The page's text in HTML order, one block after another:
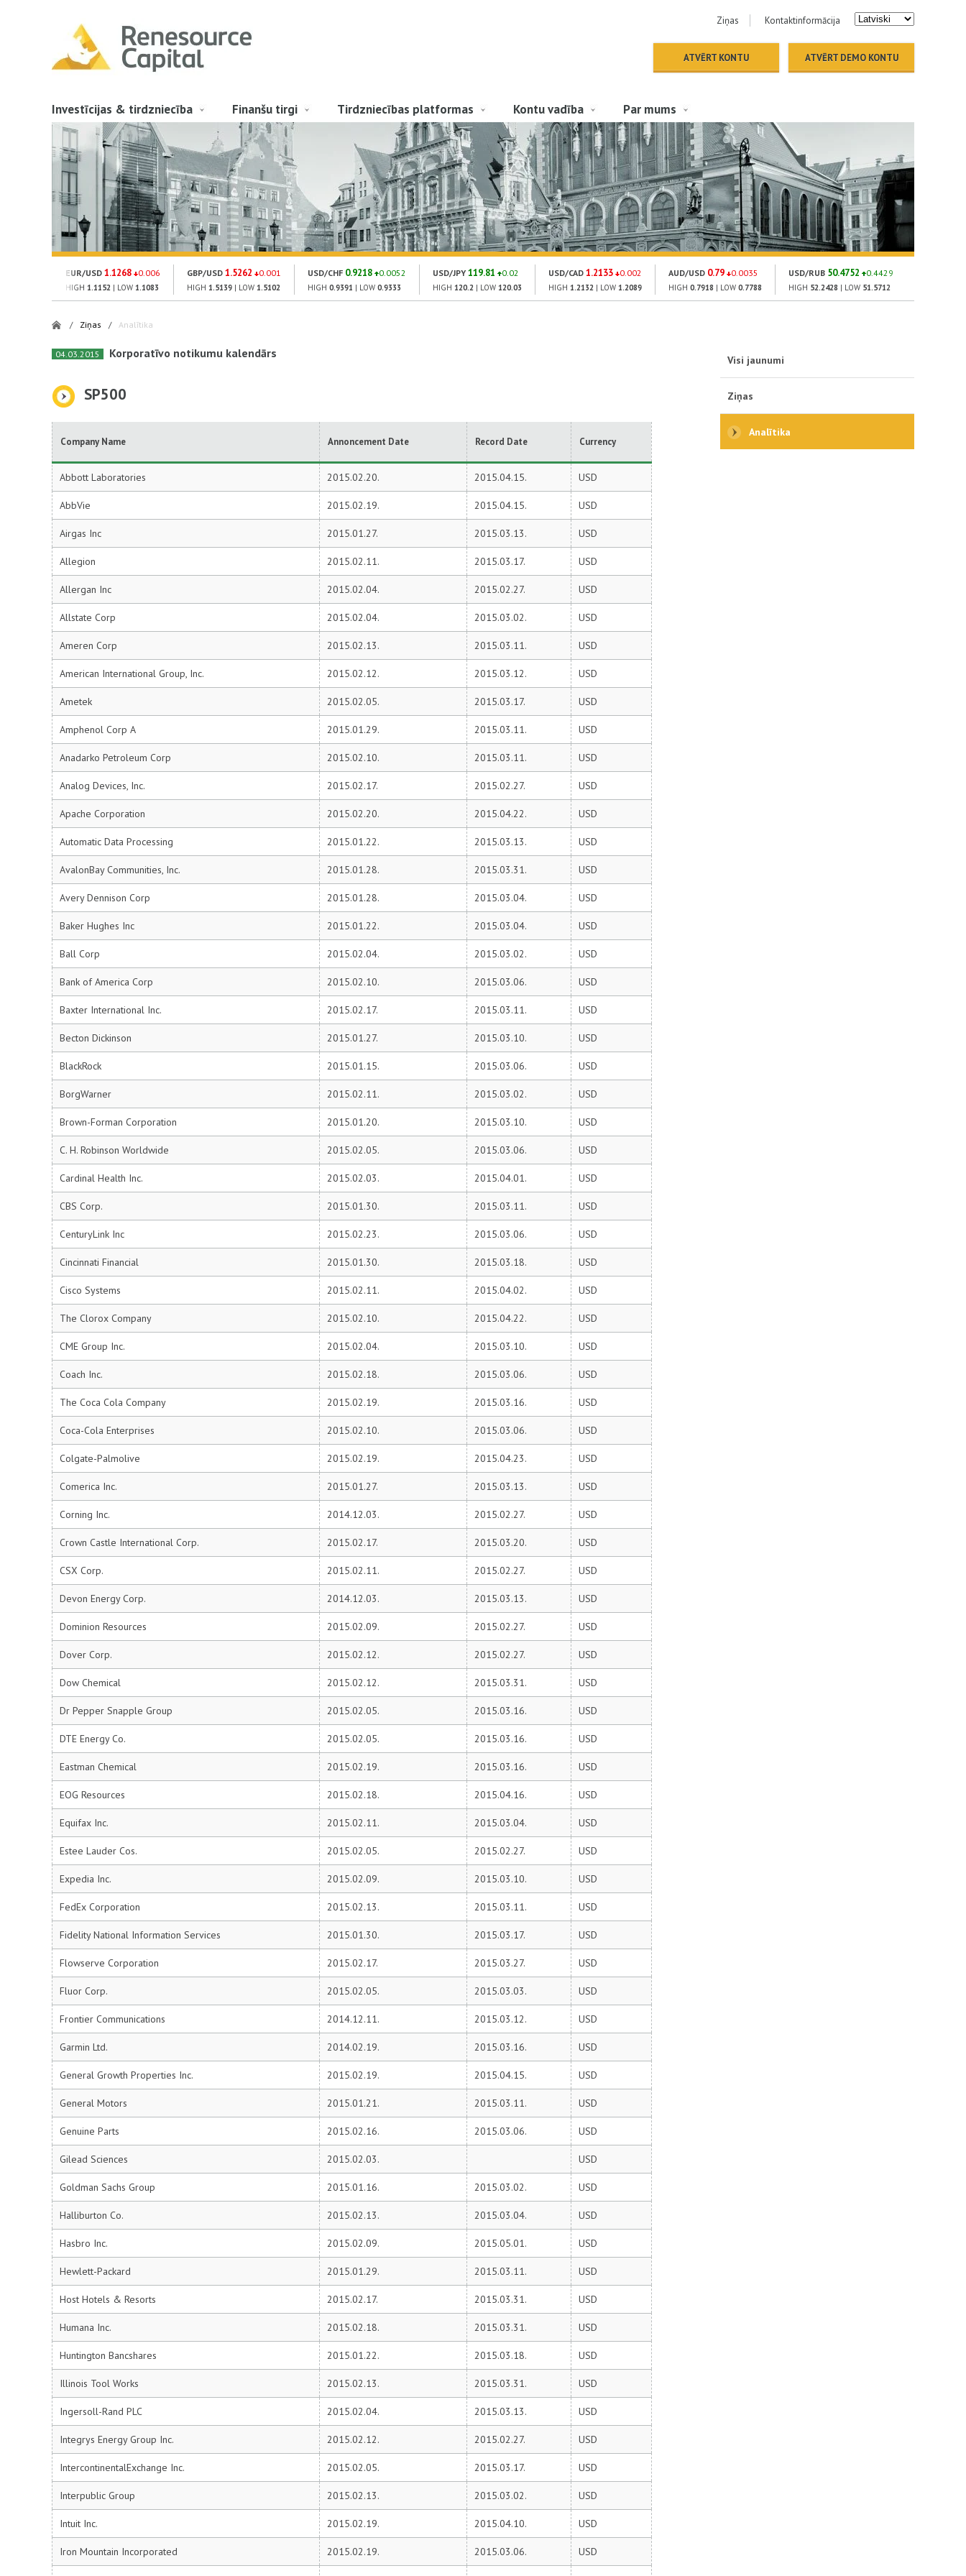
Ziņas Kontaktinformācija
ATVĒRT KONTU ATVĒRT DEMO KONTU
Investīcijas & tirdzniecība Finanšu tirgi Tirdzniecības platformas Kontu vadība Par mums
EUR/USD 1.1268 0.006
HIGH 1.1152 | LOW 1.1083
GBP/USD 1.5262 0.001
HIGH 1.5139 | LOW 1.5102
USD/CHF 0.9218 0.0052
HIGH 0.9391 | LOW 0.9333
USD/JPY 119.81 0.02
HIGH 120.2 | LOW 120.03
USD/CAD 1.2133 0.002
HIGH 1.2132 | LOW 1.2089
AUD/USD 0.79 0.0035
HIGH 0.7918 | LOW 0.7788
USD/RUB 50.4752 0.4429
HIGH 52.2428 | LOW 51.5712
/ Ziņas / Analītika
Visi jaunumi
Ziņas
Analītika
04.03.2015 Korporatīvo notikumu kalendārs
SP500
Company Name Annoncement Date Record Date Currency
Abbott Laboratories 2015.02.20. 2015.04.15. USD
AbbVie 2015.02.19. 2015.04.15. USD
Airgas Inc 2015.01.27. 2015.03.13. USD
Allegion 2015.02.11. 2015.03.17. USD
Allergan Inc 2015.02.04. 2015.02.27. USD
Allstate Corp 2015.02.04. 2015.03.02. USD
Ameren Corp 2015.02.13. 2015.03.11. USD
American International Group, Inc. 2015.02.12. 2015.03.12. USD
Ametek 2015.02.05. 2015.03.17. USD
Amphenol Corp A 2015.01.29. 2015.03.11. USD
Anadarko Petroleum Corp 2015.02.10. 2015.03.11. USD
Analog Devices, Inc. 2015.02.17. 2015.02.27. USD
Apache Corporation 2015.02.20. 2015.04.22. USD
Automatic Data Processing 2015.01.22. 2015.03.13. USD
AvalonBay Communities, Inc. 2015.01.28. 2015.03.31. USD
Avery Dennison Corp 2015.01.28. 2015.03.04. USD
Baker Hughes Inc 2015.01.22. 2015.03.04. USD
Ball Corp 2015.02.04. 2015.03.02. USD
Bank of America Corp 2015.02.10. 2015.03.06. USD
Baxter International Inc. 2015.02.17. 2015.03.11. USD
Becton Dickinson 2015.01.27. 2015.03.10. USD
BlackRock 2015.01.15. 2015.03.06. USD
BorgWarner 2015.02.11. 2015.03.02. USD
Brown-Forman Corporation 2015.01.20. 2015.03.10. USD
C. H. Robinson Worldwide 2015.02.05. 2015.03.06. USD
Cardinal Health Inc. 2015.02.03. 2015.04.01. USD
CBS Corp. 2015.01.30. 2015.03.11. USD
CenturyLink Inc 2015.02.23. 2015.03.06. USD
Cincinnati Financial 2015.01.30. 2015.03.18. USD
Cisco Systems 2015.02.11. 2015.04.02. USD
The Clorox Company 2015.02.10. 2015.04.22. USD
CME Group Inc. 2015.02.04. 2015.03.10. USD
Coach Inc. 2015.02.18. 2015.03.06. USD
The Coca Cola Company 2015.02.19. 2015.03.16. USD
Coca-Cola Enterprises 2015.02.10. 2015.03.06. USD
Colgate-Palmolive 2015.02.19. 2015.04.23. USD
Comerica Inc. 2015.01.27. 2015.03.13. USD
Corning Inc. 2014.12.03. 2015.02.27. USD
Crown Castle International Corp. 2015.02.17. 2015.03.20. USD
CSX Corp. 2015.02.11. 2015.02.27. USD
Devon Energy Corp. 2014.12.03. 2015.03.13. USD
Dominion Resources 2015.02.09. 2015.02.27. USD
Dover Corp. 2015.02.12. 2015.02.27. USD
Dow Chemical 2015.02.12. 2015.03.31. USD
Dr Pepper Snapple Group 2015.02.05. 2015.03.16. USD
DTE Energy Co. 2015.02.05. 2015.03.16. USD
Eastman Chemical 2015.02.19. 2015.03.16. USD
EOG Resources 2015.02.18. 2015.04.16. USD
Equifax Inc. 2015.02.11. 2015.03.04. USD
Estee Lauder Cos. 2015.02.05. 2015.02.27. USD
Expedia Inc. 2015.02.09. 2015.03.10. USD
FedEx Corporation 2015.02.13. 2015.03.11. USD
Fidelity National Information Services 2015.01.30. 2015.03.17. USD
Flowserve Corporation 2015.02.17. 2015.03.27. USD
Fluor Corp. 2015.02.05. 2015.03.03. USD
Frontier Communications 2014.12.11. 2015.03.12. USD
Garmin Ltd. 2014.02.19. 2015.03.16. USD
General Growth Properties Inc. 2015.02.19. 2015.04.15. USD
General Motors 2015.01.21. 2015.03.11. USD
Genuine Parts 2015.02.16. 2015.03.06. USD
Gilead Sciences 2015.02.03. USD
Goldman Sachs Group 2015.01.16. 2015.03.02. USD
Halliburton Co. 2015.02.13. 2015.03.04. USD
Hasbro Inc. 2015.02.09. 2015.05.01. USD
Hewlett-Packard 2015.01.29. 2015.03.11. USD
Host Hotels & Resorts 2015.02.17. 2015.03.31. USD
Humana Inc. 2015.02.18. 2015.03.31. USD
Huntington Bancshares 2015.01.22. 2015.03.18. USD
Illinois Tool Works 2015.02.13. 2015.03.31. USD
Ingersoll-Rand PLC 2015.02.04. 2015.03.13. USD
Integrys Energy Group Inc. 2015.02.12. 2015.02.27. USD
IntercontinentalExchange Inc. 2015.02.05. 2015.03.17. USD
Interpublic Group 2015.02.13. 2015.03.02. USD
Intuit Inc. 2015.02.19. 2015.04.10. USD
Iron Mountain Incorporated 2015.02.19. 2015.03.06. USD